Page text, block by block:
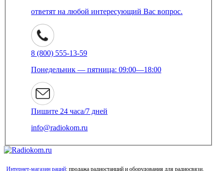
ответят на любой интересующий Вас вопрос.
8 (800) 555-13-59
Понедельник — пятница: 09:00—18:00
Пишите 24 часа/7 дней
info@radiokom.ru
Интернет-магазин раций: продажа радиостанций и оборудования для радиосвязи.